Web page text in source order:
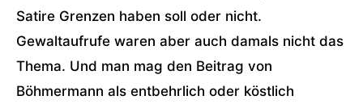
Satire Grenzen haben soll oder nicht.
Gewaltaufrufe waren aber auch damals nicht das
Thema. Und man mag den Beitrag von
Böhmermann als entbehrlich oder köstlich